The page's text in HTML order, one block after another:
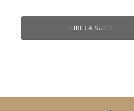
LIRE LA SUITE